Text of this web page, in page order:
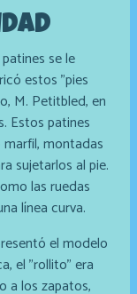
se le
estos "pies
M. Petitbled, en
Estos patines
montadas
sujetarlos al pie.
las ruedas
línea curva.
el modelo
el "rollito" era
a los zapatos,